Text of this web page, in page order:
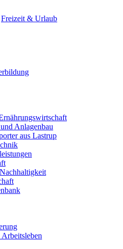
Freizeit & Urlaub
Anlagenbau
aus Lastrup